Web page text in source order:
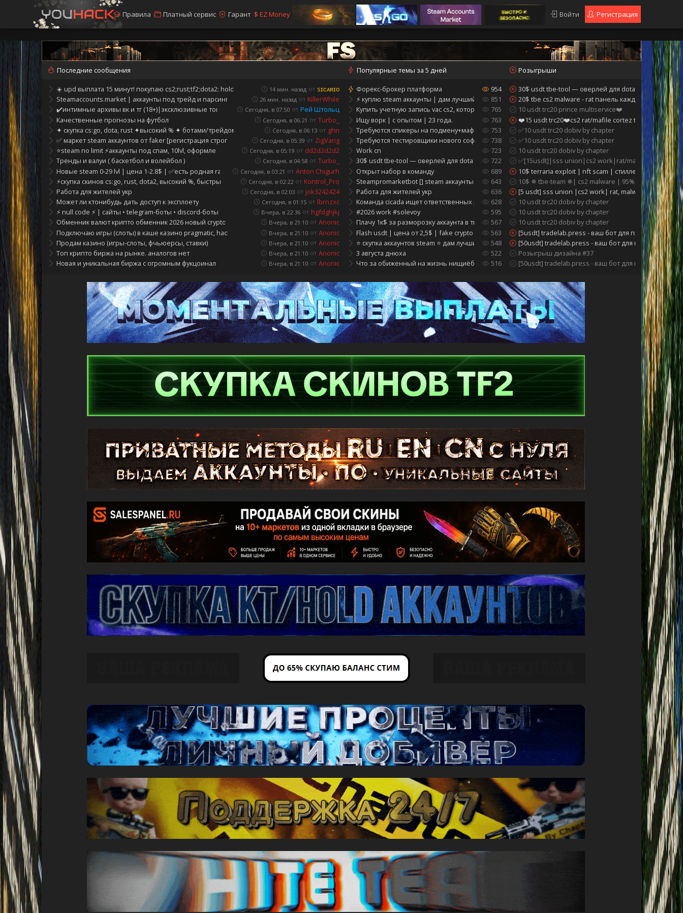
Последние сообщения
☀️ upd выплата 15 минут! покупаю cs2;rust;tf2;dota2: hold, ботами, трейд ☀️ sɪᴄᴀʀɪᴏ
14 мин. назад от
Steamaccounts.market | аккаунты под трейд и парсинг | уникальная рега KillerWhile
26 мин. назад от
✔️интимные архивы вк и тг (18+)|эксклюзивные товары|shtolts shop Рей Штольц
Сегодня, в 07:50 от
Качественные прогнозы на футбол Turbo_
Сегодня, в 06:21 от
✦ скупка cs:go, dota, rust ✦высокий % ✦ ботами/трейдом✦ instant pay ✦ ghn
Сегодня, в 06:13 от
✅ маркет steam аккаунтов от faker [регистрация строго на отдельном IP] ZigVang
Сегодня, в 05:39 от
⭐steam no limit ⚡аккаунты под спам, 10lvl, оформление, часы⚡⭐ dd2d2d2d2
Сегодня, в 05:19 от
Тренды и валуи ( баскетбол и волейбол ) Turbo_
Сегодня, в 04:58 от
Новые steam 0-29 lvl | цена 1-2.8$ | ✅есть родная rambler почта |samoreg.storeAnton Chigurh
Сегодня, в 03:21 от
⚡скупка скинов cs:go, rust, dota2, высокий %, быстрые выплаты [деп 20к]⚡ Kontrol_Pro
Сегодня, в 02:22 от
Работа для жителей укр jok3242424
Сегодня, в 02:03 от
Может ли ктонибудь дать доступ к эксплоету lbrnzxc
Сегодня, в 01:15 от
⚡️ null code ⚡️ | cайты • telegram-боты • discord-боты • парсинг hgfdghjkj
Вчера, в 22:36 от
Обменник валют крипто обменник 2026 новый crypto exchanger Anonic
Вчера, в 21:10 от
Подключаю игры (слоты) в каше казино pragmatic, hacksaw и другие Anonic
Вчера, в 21:10 от
Продам казино (игры-слоты, фчьюерсы, ставки) Anonic
Вчера, в 21:10 от
Топ крипто биржа на рынке. аналогов нет Anonic
Вчера, в 21:10 от
Новая и уникальная биржа с огромным фукцоиналом Anonic
Вчера, в 21:10 от
Популярные темы за 5 дней
Форекс-брокер платформа
954
⚡️ куплю steam аккаунты | дам лучший прайс | 0 - 50 lvl ⚡️
851
Купить учетную запись vac cs2, которая не может играть в игры
765
Ищу ворк | с опытом | 23 года.
763
Требуются спикеры на подмену+мафайл
753
Требуются тестировщики нового софта по faceit
738
Work cn
723
30$ usdt tbe-tool — оверлей для dota 2 / cs2722
Открыт набор в команду
689
Steampromarketbot [] steam аккаунты под трейд
643
Работа для жителей укр
636
Команда cicada ищет ответственных ребят с ua украины
628
#2026 work #solevoy
595
Плачу 1к$ за разморозку аккаунта в тг
567
Flash usdt | цена от 2,5$ | fake crypto
563
⭐️ скупка аккаунтов steam ⭐️ дам лучший прайс ⭐️ 0-50 lvl ⭐️
548
3 августа днюха
522
Что за обиженный на жизнь нищиёб? с какого из форумов вылезло
516
Розыгрыши
30$ usdt tbe-tool — оверлей для dota 2 / cs2
20$ tbe cs2 malware - rat панель каждому воркеру
10 usdt trc20 prince multiservice❤️
❤️15 usdt trc20❤️cs2 rat/mafile cortez team
✅10 usdt trc20 dobiv by chapter
✅10 usdt trc20 dobiv by chapter
10 usdt trc20 dobiv by chapter
✅[15usdt]|sss union|cs2 work|rat/malware|
10$ terraria exploit | nft scam | стиллер в игре steam
10$ ✵ tbe-team ✵| cs2 malware | 95% шанс снятия|
[5 usdt] sss union |cs2 work| rat, malware
10 usdt trc20 dobiv by chapter
10 usdt trc20 dobiv by chapter
10 usdt trc20 dobiv by chapter
[5usdt] tradelab.press - ваш бот для продажи
[50usdt] tradelab.press - ваш бот для продажи
Розыгрыш дизайна #37
[50usdt] tradelab.press - ваш бот для продажи
Правила Платный сервис Гарант $ EZ Money Регистрация
Войти